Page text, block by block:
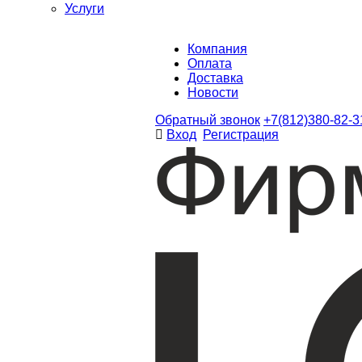
Услуги
Компания
Оплата
Доставка
Новости
Обратный звонок +7(812)380-82-
Вход
Регистрация